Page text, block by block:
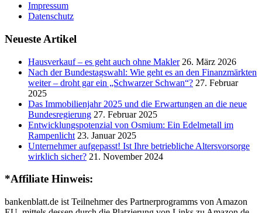
Impressum
Datenschutz
Neueste Artikel
Hausverkauf – es geht auch ohne Makler 26. März 2026
Nach der Bundestagswahl: Wie geht es an den Finanzmärkten
weiter – droht gar ein „Schwarzer Schwan“? 27. Februar
2025
Das Immobilienjahr 2025 und die Erwartungen an die neue
Bundesregierung 27. Februar 2025
Entwicklungspotenzial von Osmium: Ein Edelmetall im
Rampenlicht 23. Januar 2025
Unternehmer aufgepasst! Ist Ihre betriebliche Altersvorsorge
wirklich sicher? 21. November 2024
*Affiliate Hinweis:
bankenblatt.de ist Teilnehmer des Partnerprogramms von Amazon